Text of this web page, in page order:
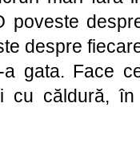
poveste
despre
gata. Face
cu căldură,